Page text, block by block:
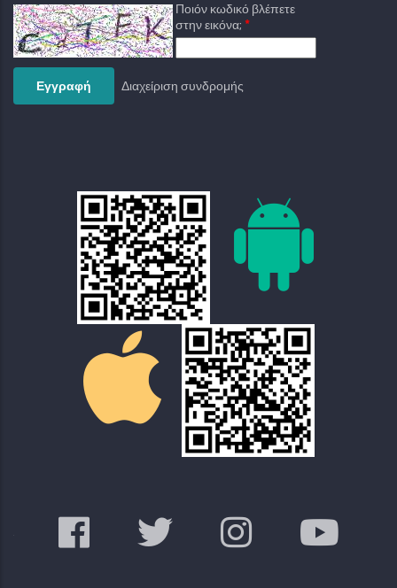
Ποιόν κωδικό βλέπετε
στην εικόνα;
Διαχείριση συνδρομής